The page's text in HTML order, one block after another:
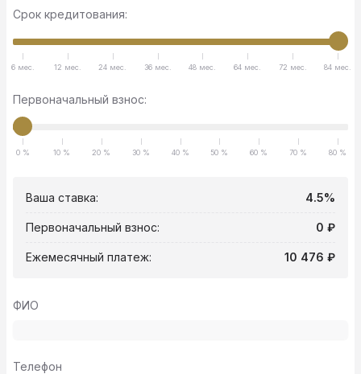
Срок кредитования:
6 мес. 12 мес. 24 мес. 36 мес. 48 мес. 64 мес. 72 мес. 84 мес.
Первоначальный взнос:
0 % 10 % 20 % 30 % 40 % 50 % 60 % 70 % 80 %
Ваша ставка: 4.5%
Первоначальный взнос: 0 ₽
Ежемесячный платеж: 10 476 ₽
ФИО
Телефон